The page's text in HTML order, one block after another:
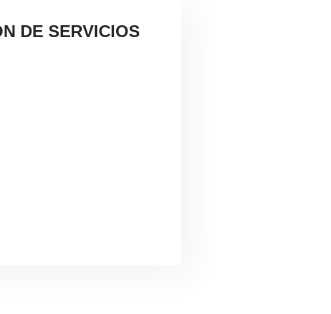
DE SERVICIOS